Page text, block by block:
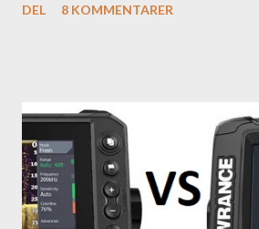
DEL 8 KOMMENTARER